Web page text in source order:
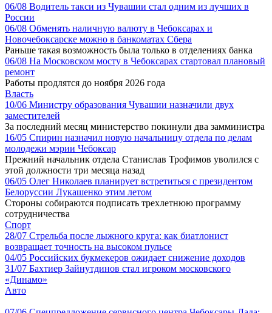
06/08 Водитель такси из Чувашии стал одним из лучших в
России
06/08 Обменять наличную валюту в Чебоксарах и
Новочебоксарске можно в банкоматах Сбера
Раньше такая возможность была только в отделениях банка
06/08 На Московском мосту в Чебоксарах стартовал плановый
ремонт
Работы продлятся до ноября 2026 года
Власть
10/06 Министру образования Чувашии назначили двух
заместителей
За последний месяц министерство покинули два замминистра
16/05 Спирин назначил новую начальницу отдела по делам
молодежи мэрии Чебоксар
Прежний начальник отдела Станислав Трофимов уволился с
этой должности три месяца назад
06/05 Олег Николаев планирует встретиться с президентом
Белоруссии Лукашенко этим летом
Стороны собираются подписать трехлетнюю программу
сотрудничества
Спорт
28/07 Стрельба после лыжного круга: как биатлонист
возвращает точность на высоком пульсе
04/05 Российских букмекеров ожидает снижение доходов
31/07 Бахтиер Зайнутдинов стал игроком московского
«Динамо»
Авто